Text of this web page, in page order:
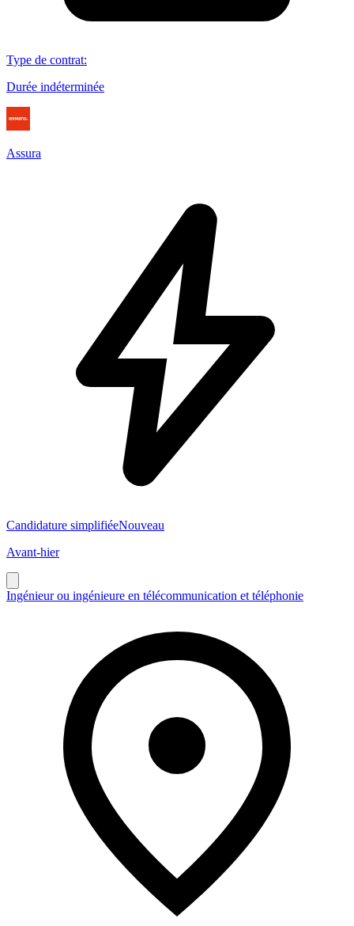
Type de contrat:
Durée indéterminée
Assura
Candidature simplifiéeNouveau
Avant-hier
Ingénieur ou ingénieure en télécommunication et téléphonie